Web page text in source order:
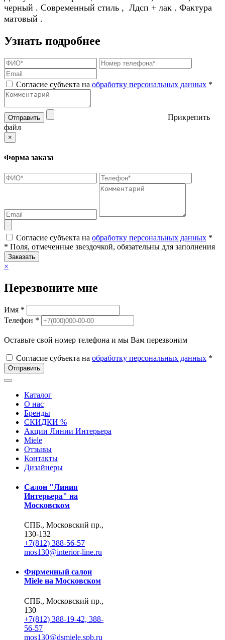
черный . Современный стиль , Лдсп + лак . Фактура
матовый .
Узнать подробнее
Согласие субъекта на обработку персональных данных *
Отправить
Прикрепить
файл
×
Форма заказа
Согласие субъекта на обработку персональных данных *
* Поля, отмеченные звездочкой, обязательны для заполнения
Заказать
×
Перезвоните мне
Имя *
Телефон *
Оставьте свой номер телефона и мы Вам перезвоним
Согласие субъекта на обработку персональных данных *
Отправить
Каталог
О нас
Бренды
СКИДКИ %
Акции Линии Интерьера
Miele
Отзывы
Контакты
Дизайнеры
Салон "Линия
Интерьера" на
Московском
СПБ., Московский пр.,
130-132
+7(812) 388-56-57
mos130@interior-line.ru
Фирменный салон
Miele на Московском
СПБ., Московский пр.,
130
+7(812) 388-19-42, 388-
56-57
mos130@dsmiele.spb.ru